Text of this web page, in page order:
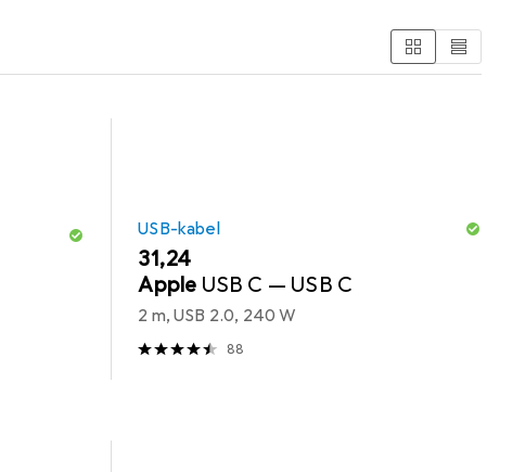
USB-kabel
EUR
31,24
Apple USB C — USB C
2 m, USB 2.0, 240 W
88